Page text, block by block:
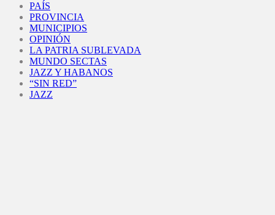
PAÍS
PROVINCIA
MUNICIPIOS
OPINIÓN
LA PATRIA SUBLEVADA
MUNDO SECTAS
JAZZ Y HABANOS
“SIN RED”
JAZZ